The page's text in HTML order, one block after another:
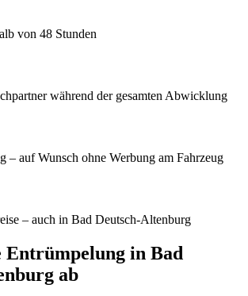
von 48 Stunden
während der gesamten Abwicklung
– auf Wunsch ohne Werbung am Fahrzeug
– auch in Bad Deutsch-Altenburg
Entrümpelung in Bad
ab